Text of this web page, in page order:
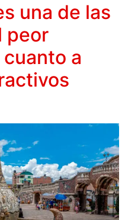
una de las
peor
a